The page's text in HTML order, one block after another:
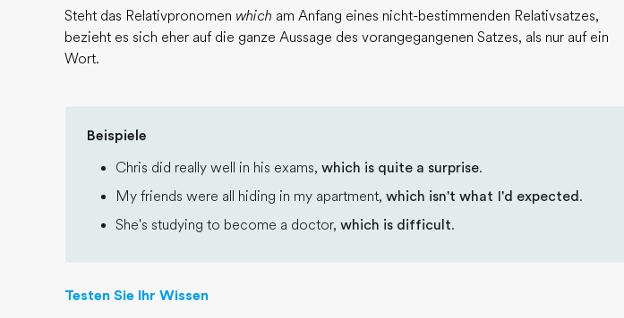
Steht das Relativpronomen which am Anfang eines nicht-bestimmenden Relativsatzes,
bezieht es sich eher auf die ganze Aussage des vorangegangenen Satzes, als nur auf ein
Wort.
Beispiele
Chris did really well in his exams, which is quite a surprise.
My friends were all hiding in my apartment, which isn't what I'd expected .
She's studying to become a doctor, which is difficult.
Testen Sie Ihr Wissen